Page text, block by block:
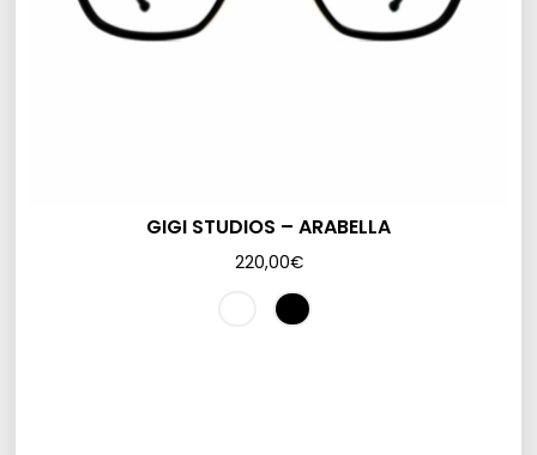
GIGI STUDIOS – ARABELLA
220,00€